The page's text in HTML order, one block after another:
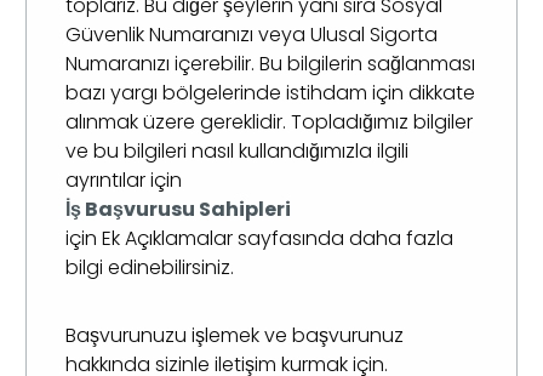
Güvenlik Numaranızı veya Ulusal Sigorta
Numaranızı içerebilir. Bu bilgilerin sağlanması
bazı yargı bölgelerinde istihdam için dikkate
alınmak üzere gereklidir. Topladığımız bilgiler
ve bu bilgileri nasıl kullandığımızla ilgili
ayrıntılar için
İş Başvurusu Sahipleri
için Ek Açıklamalar sayfasında daha fazla
bilgi edinebilirsiniz.
Başvurunuzu işlemek ve başvurunuz
hakkında sizinle iletişim kurmak için.